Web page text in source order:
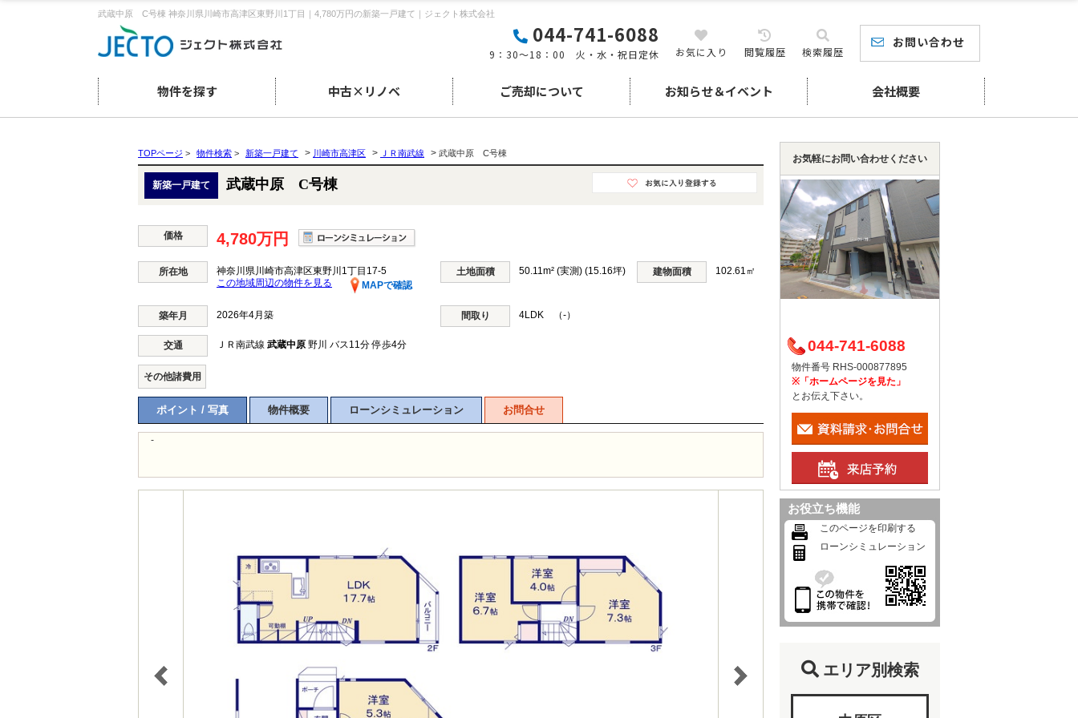
武蔵中原 C号棟 神奈川県川崎市高津区東野川1丁目｜4,780万円の新築一戸建て｜ジェクト株式会社
044-741-6088
9：30～18：00 火・水・祝日定休 お気に入り 閲覧履歴 検索履歴
お問い合わせ
物件を探す 中古×リノベ ご売却について お知らせ＆イベント 会社概要
TOPページ > 物件検索 > 新築一戸建て > 川崎市高津区 > ＪＲ南武線 > 武蔵中原 C号棟
新築一戸建て 武蔵中原 C号棟
価格 4,780万円
所在地
神奈川県川崎市高津区東野川1丁目17-5
MAPで確認
この地域周辺の物件を見る
土地面積 50.11m² (実測) (15.16坪) 建物面積 102.61㎡
築年月 2026年4月築 間取り 4LDK （-）
交通 ＪＲ南武線 武蔵中原 野川 バス11分 停歩4分
その他諸費用
ポイント / 写真 物件概要 ローンシミュレーション お問合せ
-
お気軽にお問い合わせください
044-741-6088
物件番号 RHS-000877895
※「ホームページを見た」
とお伝え下さい。
お役立ち機能
このページを印刷する
ローンシミュレーション
エリア別検索